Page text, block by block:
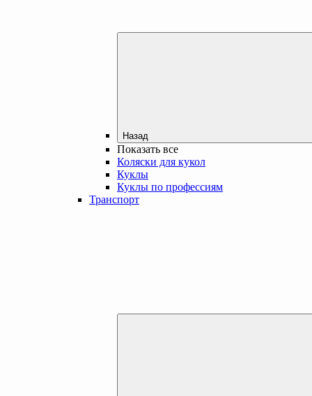
Назад
Показать все
Коляски для кукол
Куклы
Куклы по профессиям
Транспорт